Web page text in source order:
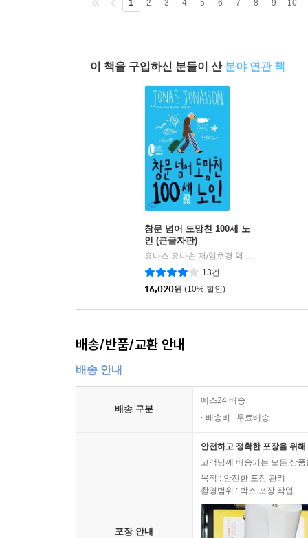
1 2 3 4 5 6 7 8 9 10
이 책을 구입하신 분들이 산 분야 연관 책
창문 넘어 도망친 100세 노
인 (큰글자판)
요나스 요나손 저/임호경 역 | 열린책들
13건
16,020원 (10% 할인)
배송/반품/교환 안내
배송 안내
배송 구분
예스24 배송
배송비 : 무료배송
포장 안내
안전하고 정확한 포장을 위
고객님께 배송되는 모든 상
목적 : 안전한 포장 관리
촬영범위 : 박스 포장 작업